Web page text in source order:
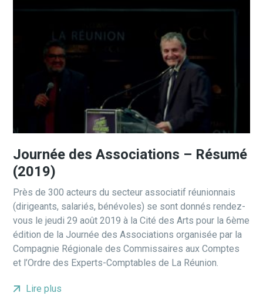
Journée des Associations – Résumé
(2019)
Près de 300 acteurs du secteur associatif réunionnais
(dirigeants, salariés, bénévoles) se sont donnés rendez-
vous le jeudi 29 août 2019 à la Cité des Arts pour la 6ème
édition de la Journée des Associations organisée par la
Compagnie Régionale des Commissaires aux Comptes
et l’Ordre des Experts-Comptables de La Réunion.
Lire plus